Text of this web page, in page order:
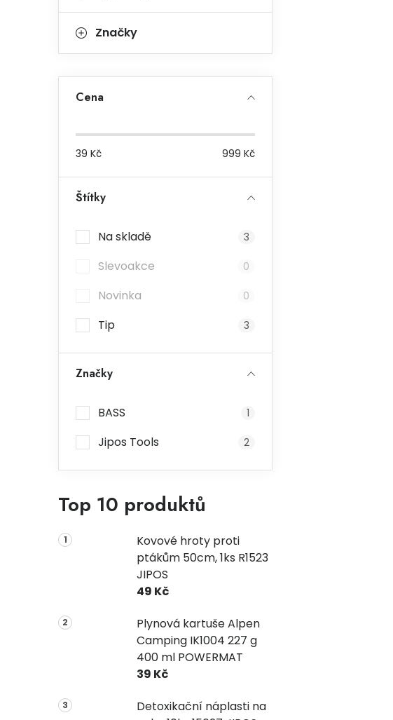
Značky
Cena
39 Kč 999 Kč
Štítky
Na skladě 3
Slevoakce 0
Novinka 0
Tip 3
Značky
BASS 1
Jipos Tools 2
Top 10 produktů
Kovové hroty proti
ptákům 50cm, 1ks R1523
JIPOS
49 Kč
Plynová kartuše Alpen
Camping IK1004 227 g
400 ml POWERMAT
39 Kč
Detoxikační náplasti na